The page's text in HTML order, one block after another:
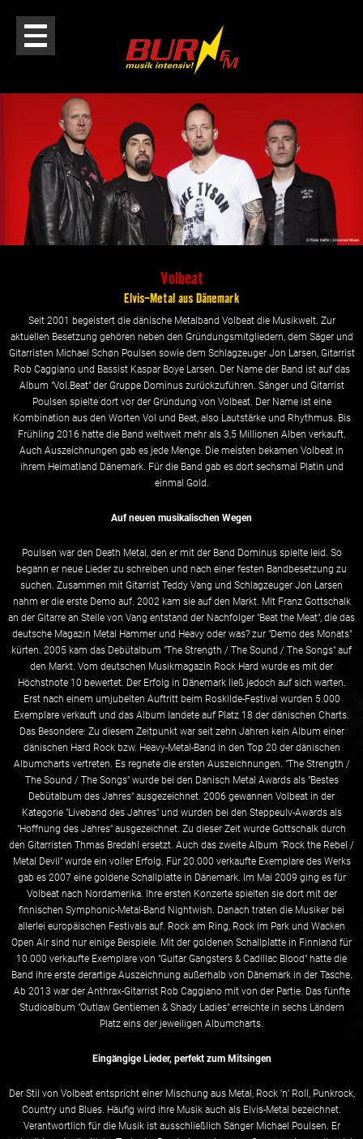
Volbeat
Elvis-Metal aus Dänemark
Seit 2001 begeistert die dänische Metalband Volbeat die Musikwelt. Zur
aktuellen Besetzung gehören neben den Gründungsmitgliedern, dem Säger und
Gitarristen Michael Schøn Poulsen sowie dem Schlagzeuger Jon Larsen, Gitarrist
Rob Caggiano und Bassist Kaspar Boye Larsen. Der Name der Band ist auf das
Album "Vol.Beat" der Gruppe Dominus zurückzuführen. Sänger und Gitarrist
Poulsen spielte dort vor der Gründung von Volbeat. Der Name ist eine
Kombination aus den Worten Vol und Beat, also Lautstärke und Rhythmus. Bis
Frühling 2016 hatte die Band weltweit mehr als 3,5 Millionen Alben verkauft.
Auch Auszeichnungen gab es jede Menge. Die meisten bekamen Volbeat in
ihrem Heimatland Dänemark. Für die Band gab es dort sechsmal Platin und
einmal Gold.
Auf neuen musikalischen Wegen
Poulsen war den Death Metal, den er mit der Band Dominus spielte leid. So
begann er neue Lieder zu schreiben und nach einer festen Bandbesetzung zu
suchen. Zusammen mit Gitarrist Teddy Vang und Schlagzeuger Jon Larsen
nahm er die erste Demo auf. 2002 kam sie auf den Markt. Mit Franz Gottschalk
an der Gitarre an Stelle von Vang entstand der Nachfolger "Beat the Meat", die das
deutsche Magazin Metal Hammer und Heavy oder was? zur "Demo des Monats"
kürten. 2005 kam das Debütalbum "The Strength / The Sound / The Songs" auf
den Markt. Vom deutschen Musikmagazin Rock Hard wurde es mit der
Höchstnote 10 bewertet. Der Erfolg in Dänemark ließ jedoch auf sich warten.
Erst nach einem umjubelten Auftritt beim Roskilde-Festival wurden 5.000
Exemplare verkauft und das Album landete auf Platz 18 der dänischen Charts.
Das Besondere: Zu diesem Zeitpunkt war seit zehn Jahren kein Album einer
dänischen Hard Rock bzw. Heavy-Metal-Band in den Top 20 der dänischen
Albumcharts vertreten. Es regnete die ersten Auszeichnungen. "The Strength /
The Sound / The Songs" wurde bei den Danisch Metal Awards als "Bestes
Debütalbum des Jahres" ausgezeichnet. 2006 gewannen Volbeat in der
Kategorie "Liveband des Jahres" und wurden bei den Steppeulv-Awards als
"Hoffnung des Jahres" ausgezeichnet. Zu dieser Zeit wurde Gottschalk durch
den Gitarristen Thmas Bredahl ersetzt. Auch das zweite Album "Rock the Rebel /
Metal Devil" wurde ein voller Erfolg. Für 20.000 verkaufte Exemplare des Werks
gab es 2007 eine goldene Schallplatte in Dänemark. Im Mai 2009 ging es für
Volbeat nach Nordamerika. Ihre ersten Konzerte spielten sie dort mit der
finnischen Symphonic-Metal-Band Nightwish. Danach traten die Musiker bei
allerlei europäischen Festivals auf. Rock am Ring, Rock im Park und Wacken
Open Air sind nur einige Beispiele. Mit der goldenen Schallplatte in Finnland für
10.000 verkaufte Exemplare von "Guitar Gangsters & Cadillac Blood" hatte die
Band ihre erste derartige Auszeichnung außerhalb von Dänemark in der Tasche.
Ab 2013 war der Anthrax-Gitarrist Rob Caggiano mit von der Partie. Das fünfte
Studioalbum "Outlaw Gentlemen & Shady Ladies" erreichte in sechs Ländern
Platz eins der jeweiligen Albumcharts.
Eingängige Lieder, perfekt zum Mitsingen
Der Stil von Volbeat entspricht einer Mischung aus Metal, Rock ’n’ Roll, Punkrock,
Country und Blues. Häufig wird ihre Musik auch als Elvis-Metal bezeichnet.
Verantwortlich für die Musik ist ausschließlich Sänger Michael Poulsen. Er